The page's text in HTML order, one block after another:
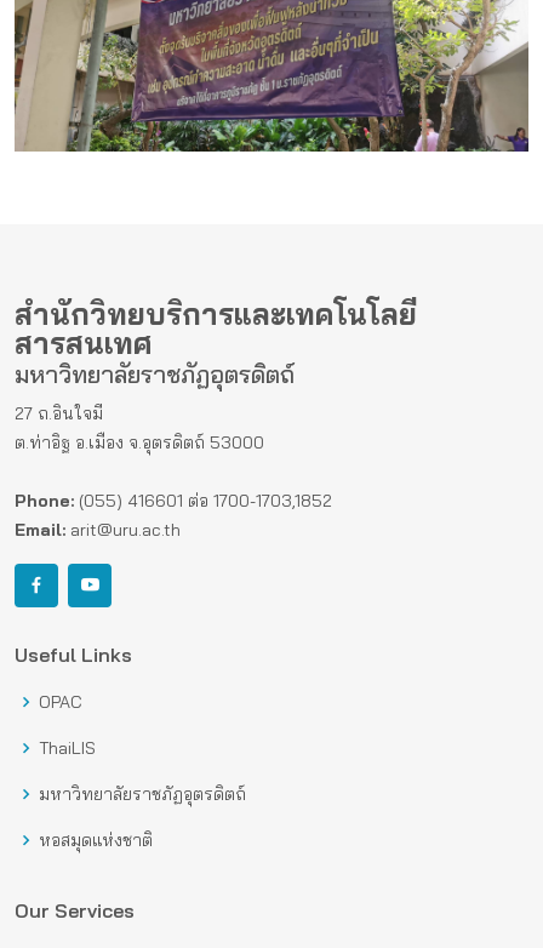
สำนักวิทยบริการและเทคโนโลยี
สารสนเทศ
มหาวิทยาลัยราชภัฏอุตรดิตถ์
27 ถ.อินใจมี
ต.ท่าอิฐ อ.เมือง จ.อุตรดิตถ์ 53000
Phone: (055) 416601 ต่อ 1700-1703,1852
Email: arit@uru.ac.th
Useful Links
OPAC
ThaiLIS
มหาวิทยาลัยราชภัฏอุตรดิตถ์
หอสมุดแห่งชาติ
Our Services